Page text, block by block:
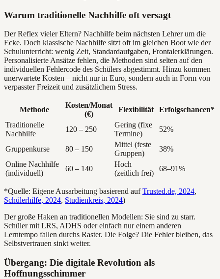
Warum traditionelle Nachhilfe oft versagt
Der Reflex vieler Eltern? Nachhilfe beim nächsten Lehrer um die
Ecke. Doch klassische Nachhilfe sitzt oft im gleichen Boot wie der
Schulunterricht: wenig Zeit, Standardaufgaben, Frontalerklärungen.
Personalisierte Ansätze fehlen, die Methoden sind selten auf den
individuellen Fehlercode des Schülers abgestimmt. Hinzu kommen
unerwartete Kosten – nicht nur in Euro, sondern auch in Form von
verpasster Freizeit und zusätzlichem Stress.
Methode
Kosten/Monat
(€)
Flexibilität
Erfolgschancen*
Traditionelle
Nachhilfe
120 – 250
Gering (fixe
Termine)
52%
Gruppenkurse 80 – 150
Mittel (feste
Gruppen)
38%
Online Nachhilfe
(individuell)
60 – 140
Hoch
(zeitlich frei)
68–91%
*Quelle: Eigene Ausarbeitung basierend aufTrusted.de, 2024,
Schülerhilfe, 2024, Studienkreis, 2024)
Der große Haken an traditionellen Modellen: Sie sind zu starr.
Schüler mit LRS, ADHS oder einfach nur einem anderen
Lerntempo fallen durchs Raster. Die Folge? Die Fehler bleiben, das
Selbstvertrauen sinkt weiter.
Übergang: Die digitale Revolution als
Hoffnungsschimmer